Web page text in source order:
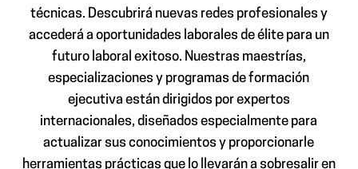
técnicas. Descubrirá nuevas redes profesionales y
accederá a oportunidades laborales de élite para un
futuro laboral exitoso. Nuestras maestrías,
especializaciones y programas de formación
ejecutiva están dirigidos por expertos
internacionales, diseñados especialmente para
actualizar sus conocimientos y proporcionarle
herramientas prácticas que lo llevarán a sobresalir en